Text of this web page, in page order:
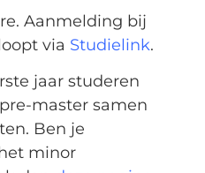
Aanmelding bij
via Studielink.
jaar studeren
master samen
Ben je
minor